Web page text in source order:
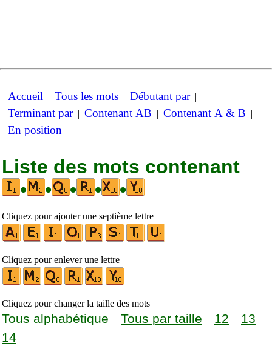
Accueil | Tous les mots | Débutant par|
Terminant par| Contenant AB | Contenant A & B |
En position
Liste des mots contenant
•
• • • •
Cliquez pour ajouter une septième lettre
Cliquez pour enlever une lettre
Cliquez pour changer la taille des mots
Tous alphabétique Tous par taille 12
13
14